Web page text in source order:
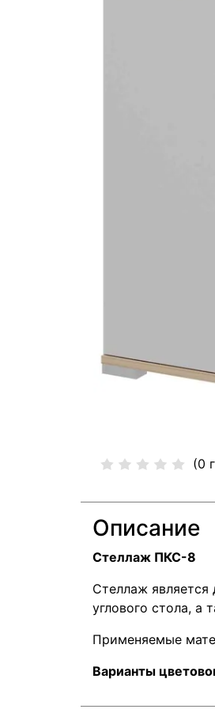
(0
Описание
Стеллаж ПКС-8
Стеллаж является
углового стола, а
Применяемые
Варианты